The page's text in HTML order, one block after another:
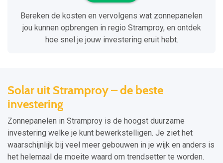
Bereken de kosten en vervolgens wat zonnepanelen
jou kunnen opbrengen in regio Stramproy, en ontdek
hoe snel je jouw investering eruit hebt.
Solar uit Stramproy – de beste
investering
Zonnepanelen in Stramproy is de hoogst duurzame
investering welke je kunt bewerkstelligen. Je ziet het
waarschijnlijk bij veel meer gebouwen in je wijk en anders is
het helemaal de moeite waard om trendsetter te worden.